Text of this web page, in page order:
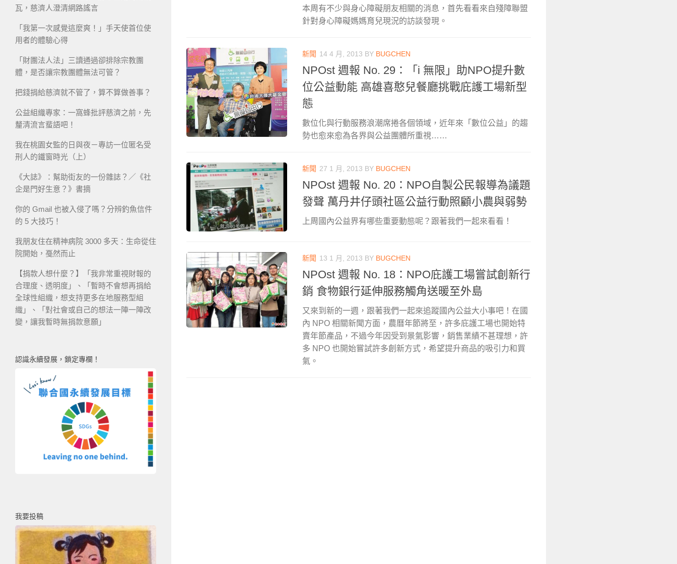
本周有不少與身心障礙朋友相關的消息，首先看看來自殘障聯盟
針對身心障礙媽媽育兒現況的訪談發現。
新聞 14 4 月, 2013 BY BUGCHEN
NPOst 週報 No. 29：「i 無限」助NPO提升數
位公益動能 高雄喜憨兒餐廳挑戰庇護工場新型
態
數位化與行動服務浪潮席捲各個領域，近年來「數位公益」的趨
勢也愈來愈為各界與公益團體所重視……
新聞 27 1 月, 2013 BY BUGCHEN
NPOst 週報 No. 20：NPO自製公民報導為議題
發聲 萬丹井仔頭社區公益行動照顧小農與弱勢
上周國內公益界有哪些重要動態呢？跟著我們一起來看看！
新聞 13 1 月, 2013 BY BUGCHEN
NPOst 週報 No. 18：NPO庇護工場嘗試創新行
銷 食物銀行延伸服務觸角送暖至外島
又來到新的一週，跟著我們一起來追蹤國內公益大小事吧！在國
內 NPO 相關新聞方面，農曆年節將至，許多庇護工場也開始特
賣年節產品，不過今年因受到景氣影響，銷售業績不甚理想，許
多 NPO 也開始嘗試許多創新方式，希望提升商品的吸引力和買
氣。
瓦，慈濟人澄清網路謠言
「我第一次感覺這麼爽！」手天使首位使
用者的體驗心得
「財團法人法」三讀通過卻排除宗教團
體，是否讓宗教團體無法可管？
把錢捐給慈濟就不管了，算不算做善事？
公益組織專家：一窩蜂批評慈濟之前，先
釐清流言蜚語吧！
我在桃園女監的日與夜－專訪一位匿名受
刑人的鐵窗時光（上）
《大誌》：幫助街友的一份雜誌？／《社
企是門好生意？》書摘
你的 Gmail 也被入侵了嗎？分辨釣魚信件
的 5 大技巧！
我朋友住在精神病院 3000 多天：生命從住
院開始，戞然而止
【捐款人想什麼？】「我非常重視財報的
合理度、透明度」、「暫時不會想再捐給
全球性組織，想支持更多在地服務型組
織」、「對社會或自己的想法一陣一陣改
變，讓我暫時無捐款意願」
認識永續發展，鎖定專欄！
我要投稿